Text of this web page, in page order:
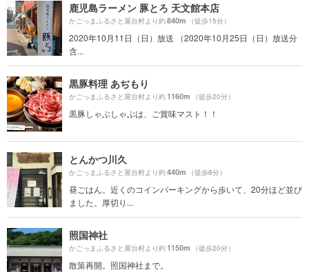
鹿児島ラーメン 豚とろ 天文館本店
かごっまふるさと屋台村より約840m （徒歩15分）
2020年10月11日（日）放送 （2020年10月25日（日）放送分
含...
黒豚料理 あぢもり
かごっまふるさと屋台村より約1160m （徒歩20分）
黒豚しゃぶしゃぶは、ご賞味マスト！！
とんかつ川久
かごっまふるさと屋台村より約440m （徒歩8分）
昼ごはん。近くのコインパーキングから歩いて、20分ほど並び
ました。厚切り...
照国神社
かごっまふるさと屋台村より約1150m （徒歩20分）
散策再開。照国神社まで。